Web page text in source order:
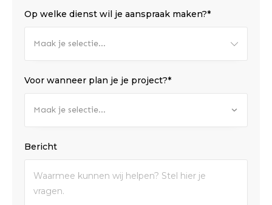
Op welke dienst wil je aanspraak maken?*
Maak je selectie...
Voor wanneer plan je je project?*
Maak je selectie...
Bericht